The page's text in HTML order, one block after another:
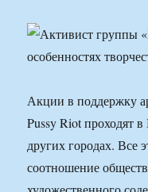
Акции в поддержку
Pussy Riot проходят
других городах. Все
соотношение